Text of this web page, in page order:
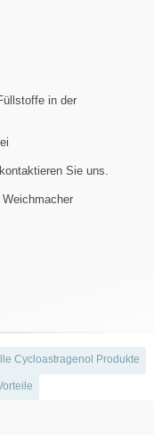
in der
Sie uns.
Cycloastragenol Produkte